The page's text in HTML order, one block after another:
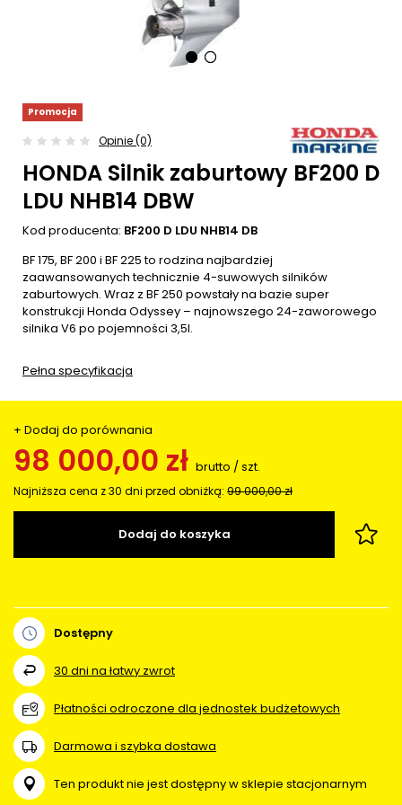
Promocja
Opinie (0)
HONDA Silnik zaburtowy BF200 D
LDU NHB14 DBW
Kod producenta: BF200 D LDU NHB14 DB
BF 175, BF 200 i BF 225 to rodzina najbardziej
zaawansowanych technicznie 4-suwowych silników
zaburtowych. Wraz z BF 250 powstały na bazie super
konstrukcji Honda Odyssey – najnowszego 24-zaworowego
silnika V6 po pojemności 3,5l.
Pełna specyfikacja
+ Dodaj do porównania
98 000,00 zł brutto / szt.
Najniższa cena z 30 dni przed obniżką: 99 000,00 zł
Dodaj do koszyka
Dostępny
30 dni na łatwy zwrot
Płatności odroczone dla jednostek budżetowych
Darmowa i szybka dostawa
Ten produkt nie jest dostępny w sklepie stacjonarnym